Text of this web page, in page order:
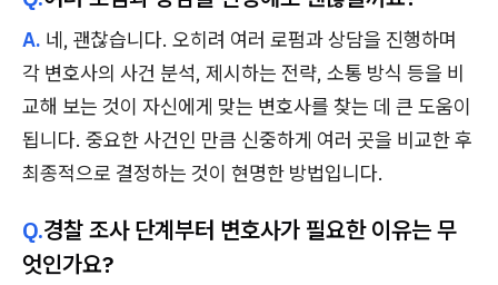
A. 네, 괜찮습니다. 오히려 여러 로펌과 상담을 진행하며
각 변호사의 사건 분석, 제시하는 전략, 소통 방식 등을 비
교해 보는 것이 자신에게 맞는 변호사를 찾는 데 큰 도움이
됩니다. 중요한 사건인 만큼 신중하게 여러 곳을 비교한 후
최종적으로 결정하는 것이 현명한 방법입니다.
Q.경찰 조사 단계부터 변호사가 필요한 이유는 무
엇인가요?